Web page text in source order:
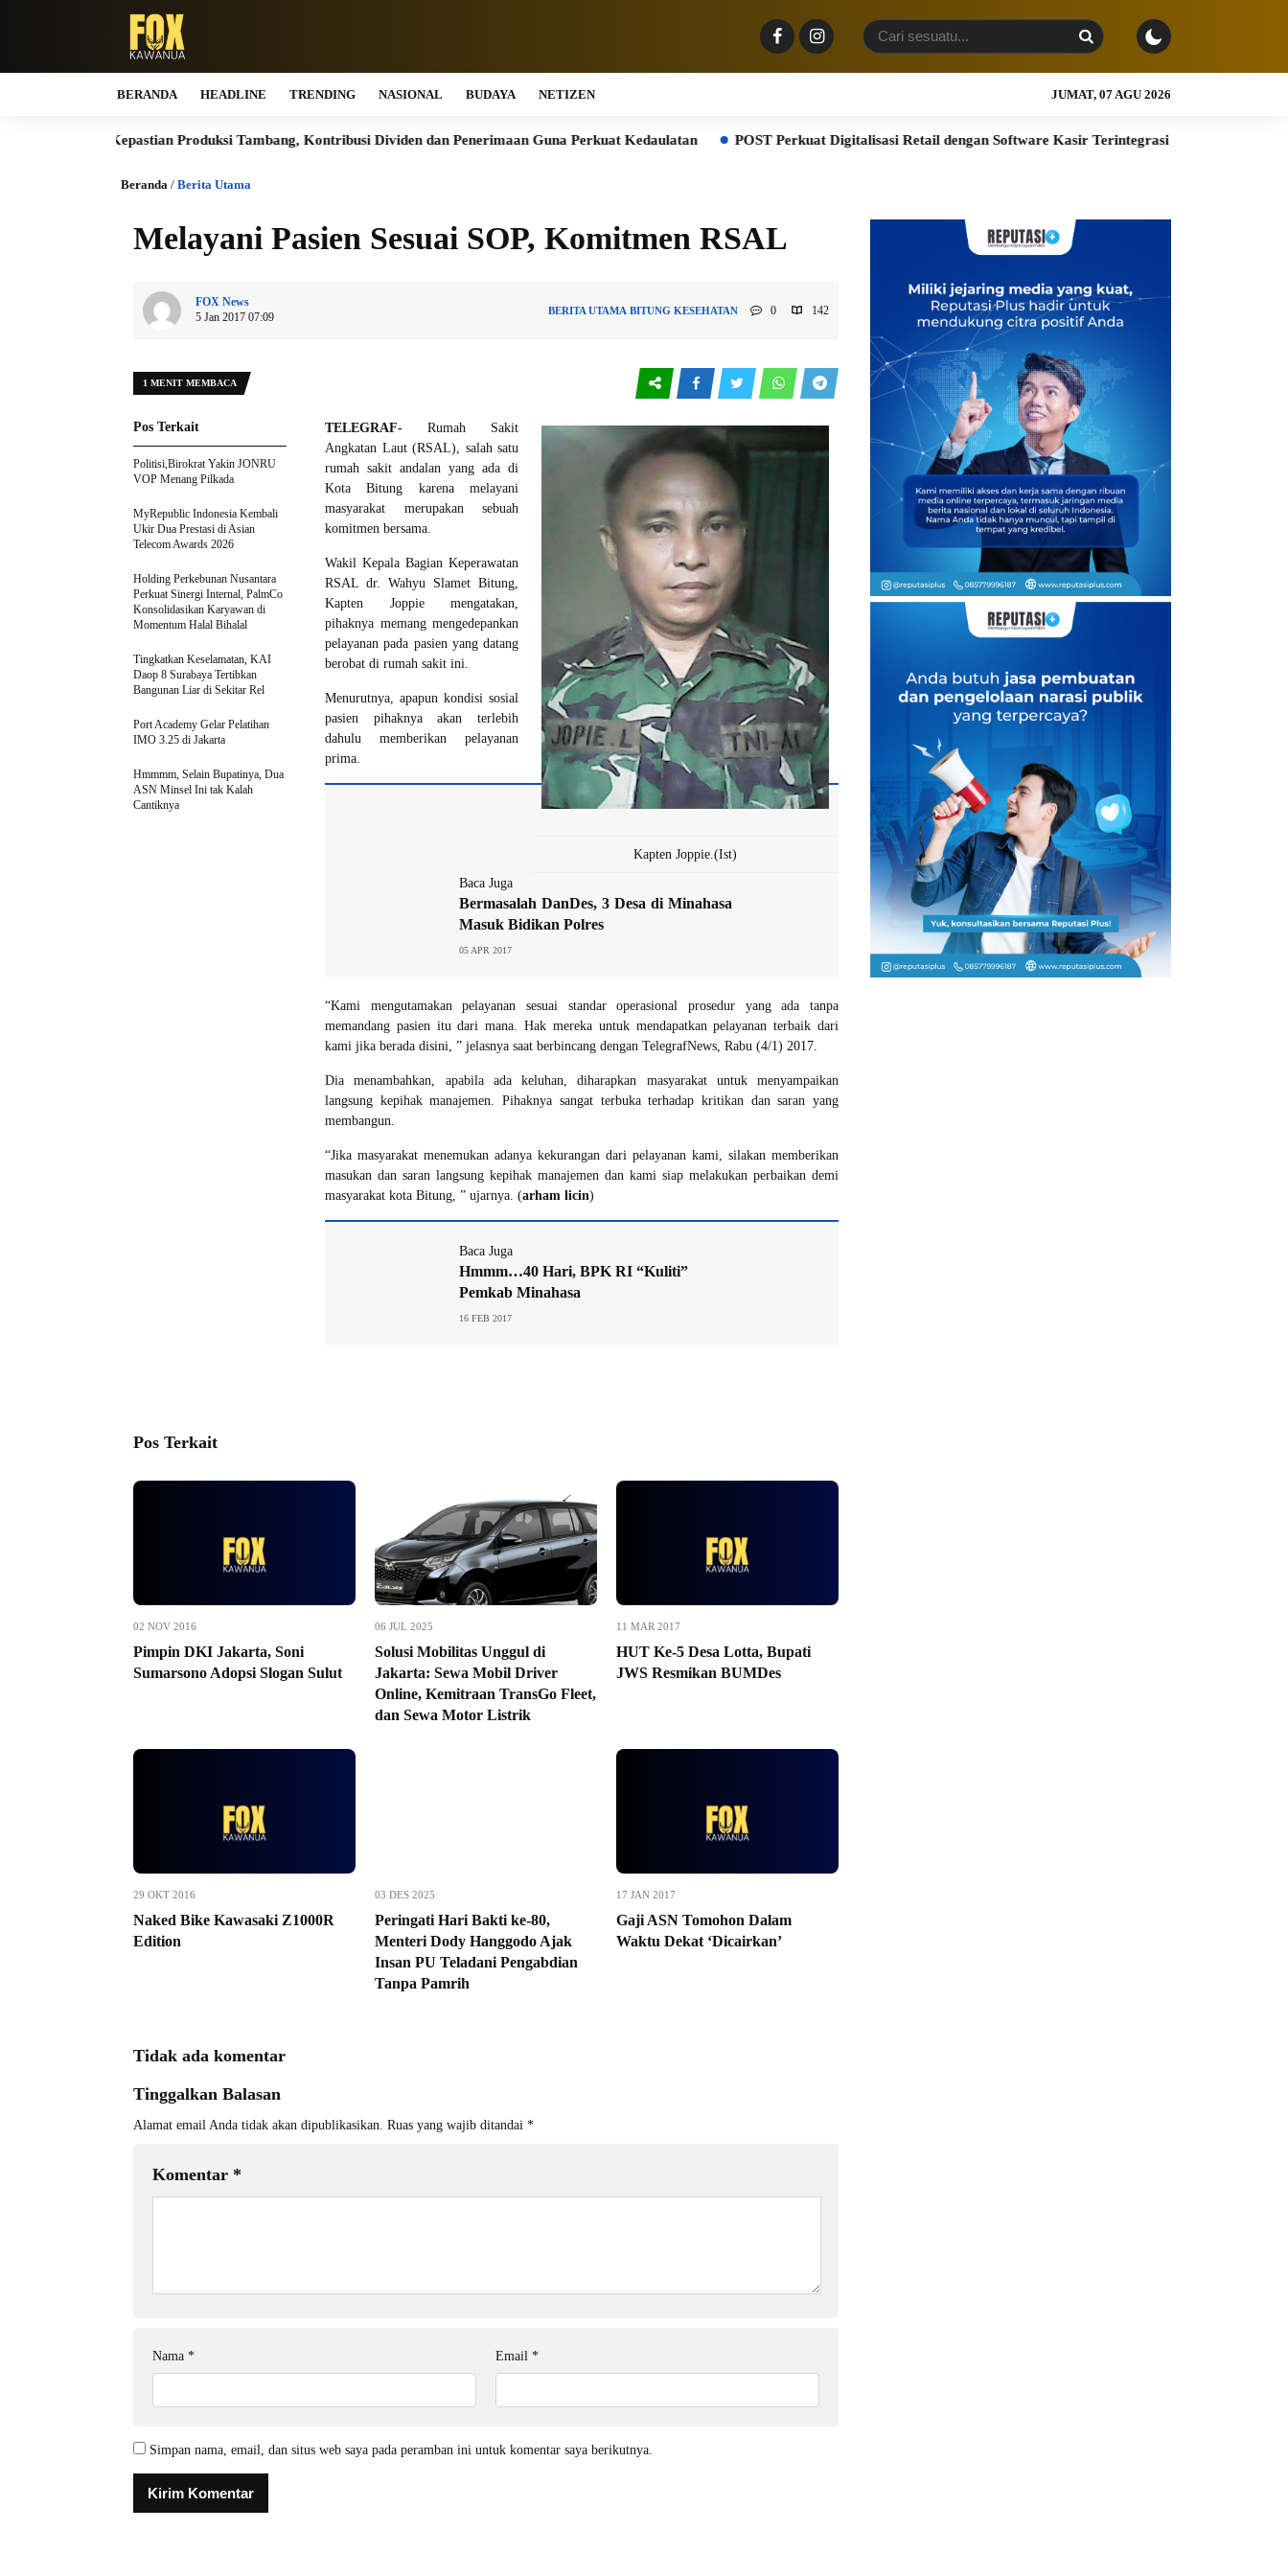
BERANDA HEADLINE TRENDING NASIONAL BUDAYA NETIZEN JUMAT, 07 AGU 2026
Kepastian Produksi Tambang, Kontribusi Dividen dan Penerimaan Guna Perkuat Kedaulatan POST Perkuat Digitalisasi Retail dengan Software Kasir Terintegrasi BRI Finance Optimistis
Beranda / Berita Utama
Melayani Pasien Sesuai SOP, Komitmen RSAL
FOX News
5 Jan 2017 07:09
BERITA UTAMA BITUNG KESEHATAN 0 142
1 MENIT MEMBACA
Kapten Joppie.(Ist)
TELEGRAF- Rumah Sakit
Angkatan Laut (RSAL), salah satu
rumah sakit andalan yang ada di
Kota Bitung karena melayani
masyarakat merupakan sebuah
komitmen bersama.
Wakil Kepala Bagian Keperawatan
RSAL dr. Wahyu Slamet Bitung,
Kapten Joppie mengatakan,
pihaknya memang mengedepankan
pelayanan pada pasien yang datang
berobat di rumah sakit ini.
Menurutnya, apapun kondisi sosial
pasien pihaknya akan terlebih
dahulu memberikan pelayanan
prima.
Baca Juga
Bermasalah DanDes, 3 Desa di Minahasa
Masuk Bidikan Polres
05 APR 2017
“Kami mengutamakan pelayanan sesuai standar operasional prosedur yang ada tanpa
memandang pasien itu dari mana. Hak mereka untuk mendapatkan pelayanan terbaik dari
kami jika berada disini, ” jelasnya saat berbincang dengan TelegrafNews, Rabu (4/1) 2017.
Dia menambahkan, apabila ada keluhan, diharapkan masyarakat untuk menyampaikan
langsung kepihak manajemen. Pihaknya sangat terbuka terhadap kritikan dan saran yang
membangun.
“Jika masyarakat menemukan adanya kekurangan dari pelayanan kami, silakan memberikan
masukan dan saran langsung kepihak manajemen dan kami siap melakukan perbaikan demi
masyarakat kota Bitung, ” ujarnya. (arham licin)
Baca Juga
Hmmm…40 Hari, BPK RI “Kuliti”
Pemkab Minahasa
16 FEB 2017
Pos Terkait
Politisi,Birokrat Yakin JONRU
VOP Menang Pilkada
MyRepublic Indonesia Kembali
Ukir Dua Prestasi di Asian
Telecom Awards 2026
Holding Perkebunan Nusantara
Perkuat Sinergi Internal, PalmCo
Konsolidasikan Karyawan di
Momentum Halal Bihalal
Tingkatkan Keselamatan, KAI
Daop 8 Surabaya Tertibkan
Bangunan Liar di Sekitar Rel
Port Academy Gelar Pelatihan
IMO 3.25 di Jakarta
Hmmmm, Selain Bupatinya, Dua
ASN Minsel Ini tak Kalah
Cantiknya
Pos Terkait
02 NOV 2016
Pimpin DKI Jakarta, Soni
Sumarsono Adopsi Slogan Sulut
06 JUL 2025
Solusi Mobilitas Unggul di
Jakarta: Sewa Mobil Driver
Online, Kemitraan TransGo Fleet,
dan Sewa Motor Listrik
11 MAR 2017
HUT Ke-5 Desa Lotta, Bupati
JWS Resmikan BUMDes
29 OKT 2016
Naked Bike Kawasaki Z1000R
Edition
03 DES 2025
Peringati Hari Bakti ke-80,
Menteri Dody Hanggodo Ajak
Insan PU Teladani Pengabdian
Tanpa Pamrih
17 JAN 2017
Gaji ASN Tomohon Dalam
Waktu Dekat ‘Dicairkan’
Tidak ada komentar
Tinggalkan Balasan
Alamat email Anda tidak akan dipublikasikan. Ruas yang wajib ditandai *
Komentar *
Nama * Email *
Simpan nama, email, dan situs web saya pada peramban ini untuk komentar saya berikutnya.